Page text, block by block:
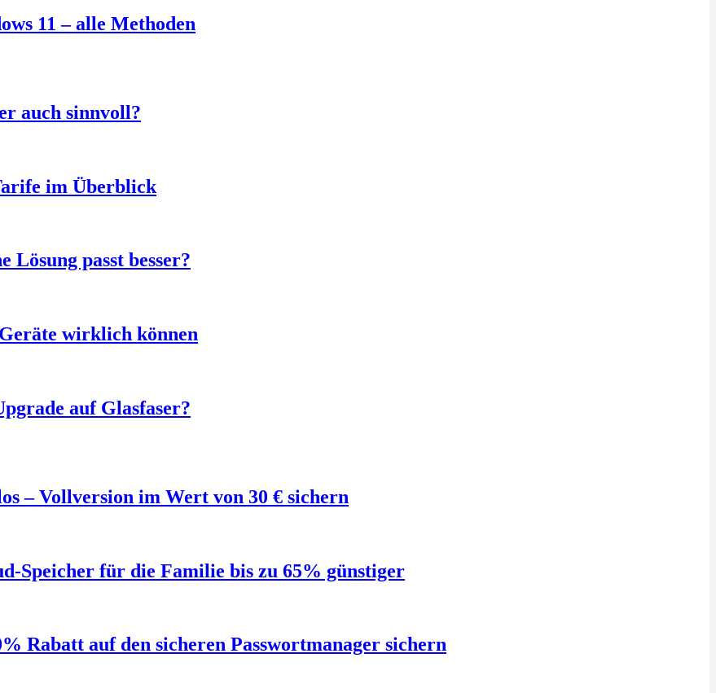
11 – alle Methoden
auch sinnvoll?
im Überblick
passt besser?
wirklich können
auf Glasfaser?
– Vollversion im Wert von 30 € sichern
Speicher für die Familie bis zu 65% günstiger
Rabatt auf den sicheren Passwortmanager sichern